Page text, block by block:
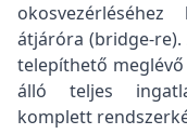
átjáróra (bridge-re).
telepíthető
álló teljes
komplett